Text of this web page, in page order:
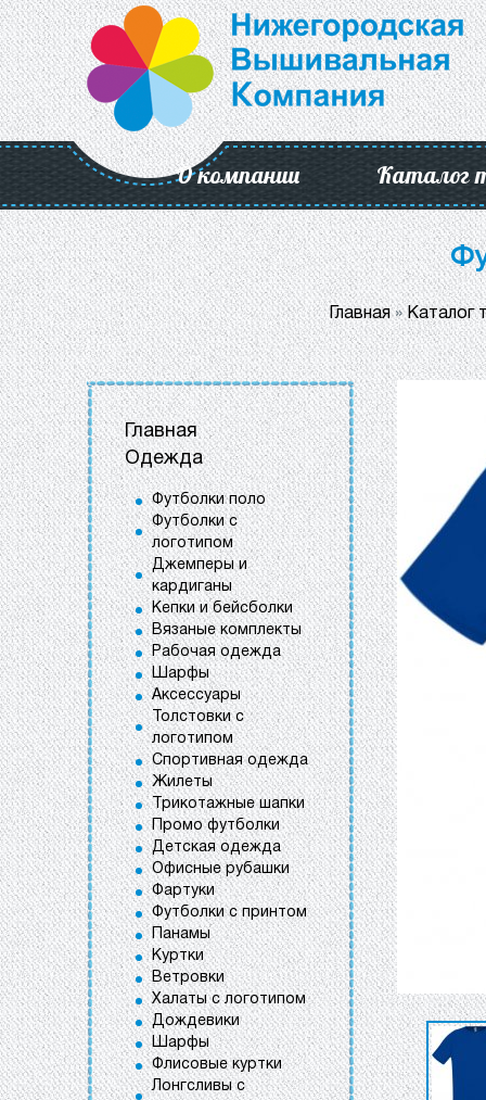
О компании Каталог
Главная»Каталог
Главная
Одежда
Футболки поло
Футболки с
логотипом
Джемперы и
кардиганы
Кепки и бейсболки
Вязаные комплекты
Рабочая одежда
Шарфы
Аксессуары
Толстовки с
логотипом
Спортивная одежда
Жилеты
Трикотажные шапки
Промо футболки
Детская одежда
Офисные рубашки
Фартуки
Футболки с принтом
Панамы
Куртки
Ветровки
Халаты с логотипом
Дождевики
Шарфы
Флисовые куртки
Лонгсливы с